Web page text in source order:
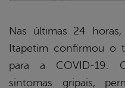
Nas últimas 24
Itapetim confirmou o
para a COVID-19.
sintomas gripais,